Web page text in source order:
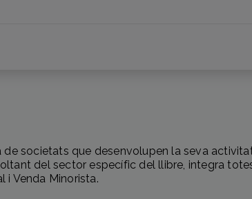
societats que desenvolupen la seva
del sector específic del llibre, integra
i Venda Minorista.